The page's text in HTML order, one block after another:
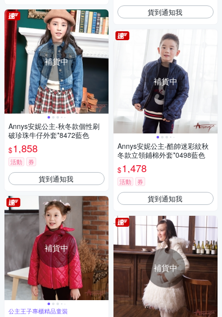
補貨中
Annys安妮公主-秋冬款個性刷
破珍珠牛仔外套*8472藍色
$1,858
活動 券
貨到通知我
補貨中
公主王子專櫃精品童裝
貨到通知我
補貨中
Annys安妮公主-酷帥迷彩紋秋
冬款立領鋪棉外套*0498藍色
$1,478
活動 券
貨到通知我
補貨中